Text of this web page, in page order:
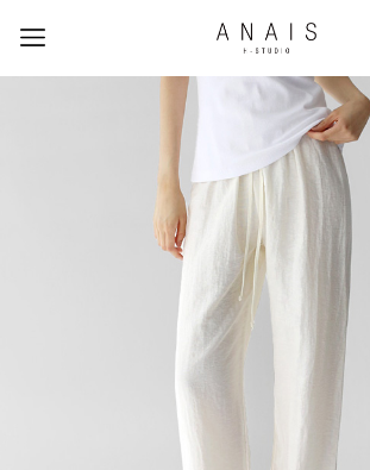
人気のクエリ
#신상5%할인 #아나이스 제
#당일발송 #BEST